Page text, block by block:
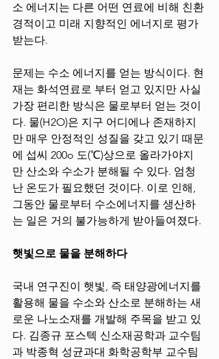
소 에너지는 다른 어떤 연료에 비해 친환
경적이고 미래 지향적인 에너지로 평가
받는다.
문제는 수소 에너지를 얻는 방식이다. 현
재는 화석연료로 부터 얻고 있지만 사실
가장 편리한 방식은 물로부터 얻는 것이
다. 물(H2O)은 지구 어디에나 존재하지
만 매우 안정적인 성질을 갖고 있기 때문
에 섭씨 200o 도(℃)상으로 올라가야지
만 산소와 수소가 분해될 수 있다. 엄청
난 온도가 필요했던 것이다. 이로 인해,
그동안 물로부터 수소에너지를 생산하
는 일은 거의 불가능하게 받아들여졌다.
햇빛으로 물을 분해하다
국내 연구진이 햇빛, 즉 태양광에너지를
활용해 물을 수소와 산소로 분해하는 새
로운 나노소재를 개발해 주목을 받고 있
다. 김종규 포스텍 신소재공학과 교수팀
과 박종혁 성균과대 화학공학부 교수팀